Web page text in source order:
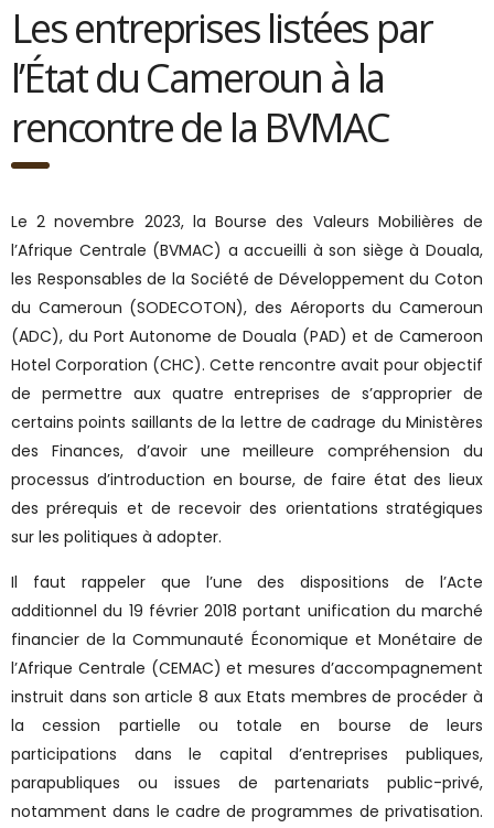
Les entreprises listées par
l’État du Cameroun à la
rencontre de la BVMAC
Le 2 novembre 2023, la Bourse des Valeurs Mobilières de
l’Afrique Centrale (BVMAC) a accueilli à son siège à Douala,
les Responsables de la Société de Développement du Coton
du Cameroun (SODECOTON), des Aéroports du Cameroun
(ADC), du Port Autonome de Douala (PAD) et de Cameroon
Hotel Corporation (CHC). Cette rencontre avait pour objectif
de permettre aux quatre entreprises de s’approprier de
certains points saillants de la lettre de cadrage du Ministères
des Finances, d’avoir une meilleure compréhension du
processus d’introduction en bourse, de faire état des lieux
des prérequis et de recevoir des orientations stratégiques
sur les politiques à adopter.
Il faut rappeler que l’une des dispositions de l’Acte
additionnel du 19 février 2018 portant unification du marché
financier de la Communauté Économique et Monétaire de
l’Afrique Centrale (CEMAC) et mesures d’accompagnement
instruit dans son article 8 aux Etats membres de procéder à
la cession partielle ou totale en bourse de leurs
participations dans le capital d’entreprises publiques,
parapubliques ou issues de partenariats public-privé,
notamment dans le cadre de programmes de privatisation.